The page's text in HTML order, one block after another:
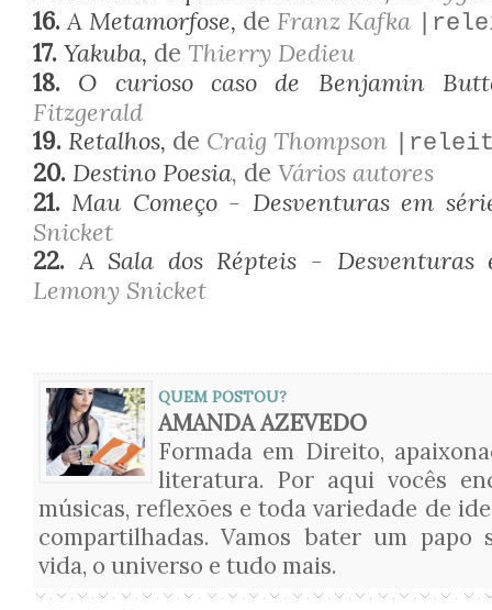
16.A Metamorfose, de Franz Kafka
17. Yakuba, de Thierry Dedieu
18. O curioso caso de Benjamin
Fitzgerald
19. Retalhos, de Craig Thompson
20. Destino Poesia, de Vários autores
21. Mau Começo - Desventuras em
Snicket
22. A Sala dos Répteis -
Lemony Snicket
QUEM POSTOU?
AMANDA AZEVEDO
Formada em Direito,
literatura. Por aqui vocês
músicas, reflexões e toda variedade de
compartilhadas. Vamos bater um papo
vida, o universo e tudo mais.